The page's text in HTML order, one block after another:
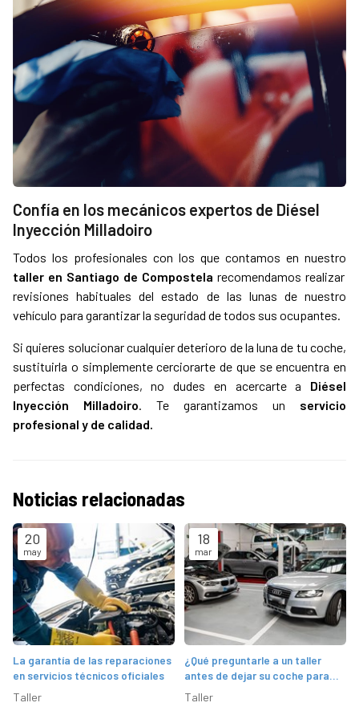
Confía en los mecánicos expertos de Diésel
Inyección Milladoiro
Todos los profesionales con los que contamos en nuestro
taller en Santiago de Compostela recomendamos realizar
revisiones habituales del estado de las lunas de nuestro
vehículo para garantizar la seguridad de todos sus ocupantes.
Si quieres solucionar cualquier deterioro de la luna de tu coche,
sustituirla o simplemente cerciorarte de que se encuentra en
perfectas condiciones, no dudes en acercarte a Diésel
Inyección Milladoiro. Te garantizamos un servicio
profesional y de calidad.
Noticias relacionadas
20
may
La garantía de las reparaciones
en servicios técnicos oficiales
Taller
18
mar
¿Qué preguntarle a un taller
antes de dejar su coche para
una reparación mayor?
Taller